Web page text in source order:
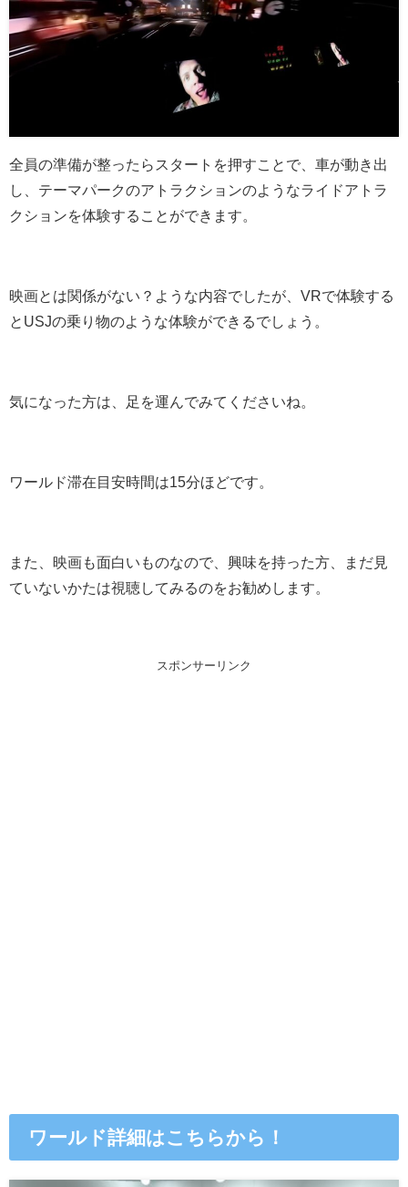
全員の準備が整ったらスタートを押すことで、車が動き出
し、テーマパークのアトラクションのようなライドアトラ
クションを体験することができます。
映画とは関係がない？ような内容でしたが、VRで体験する
とUSJの乗り物のような体験ができるでしょう。
気になった方は、足を運んでみてくださいね。
ワールド滞在目安時間は15分ほどです。
また、映画も面白いものなので、興味を持った方、まだ見
ていないかたは視聴してみるのをお勧めします。
スポンサーリンク
ワールド詳細はこちらから！